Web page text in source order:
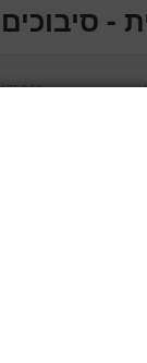
-
יונתן כניסות: